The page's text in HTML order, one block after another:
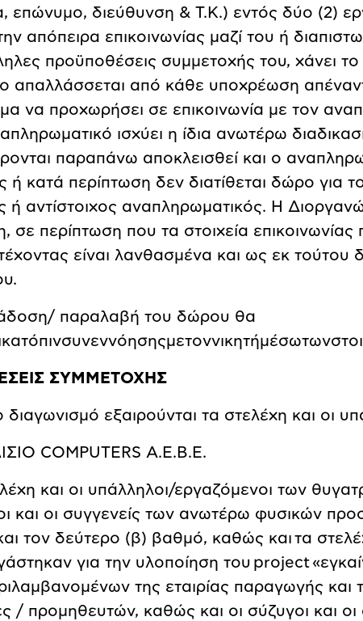
επώνυμο, διεύθυνση & Τ.Κ.) εντός δύο (2)
απόπειρα επικοινωνίας μαζί του ή
προϋποθέσεις συμμετοχής του, χάνει το
απαλλάσσεται από κάθε υποχρέωση
να προχωρήσει σε επικοινωνία με τον
ισχύει η ίδια ανωτέρω
παραπάνω αποκλεισθεί και ο
ή κατά περίπτωση δεν διατίθεται δώρο για
ή αντίστοιχος αναπληρωματικός. Η
σε περίπτωση που τα στοιχεία επικοινωνίας
είναι λανθασμένα και ως εκ τούτου
παραλαβή του δώρου θα
κατόπινσυνεννόησηςμετοννικητήμέσωτων
ΣΥΜΜΕΤΟΧΗΣ
εξαιρούνται τα στελέχη και οι
COMPUTERS Α.Ε.Β.Ε.
και οι υπάλληλοι/εργαζόμενοι των
και οι συγγενείς των ανωτέρω φυσικών
τον δεύτερο (β) βαθμό, καθώς και τα
για την υλοποίηση του project
της εταιρίας παραγωγής
/ προμηθευτών, καθώς και οι σύζυγοι και